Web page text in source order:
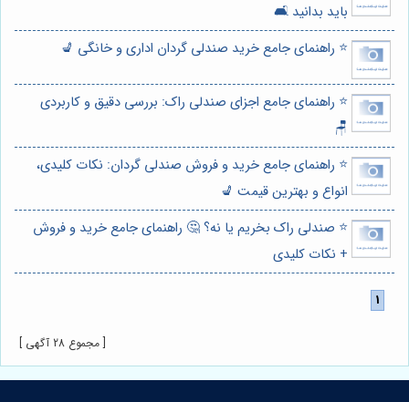
باید بدانید 🛋️
⭐️ راهنمای جامع خرید صندلی گردان اداری و خانگی 💺
⭐️ راهنمای جامع اجزای صندلی راک: بررسی دقیق و کاربردی
🪑
⭐️ راهنمای جامع خرید و فروش صندلی گردان: نکات کلیدی،
انواع و بهترین قیمت 💺
⭐️ صندلی راک بخریم یا نه؟ 🤔 راهنمای جامع خرید و فروش
+ نکات کلیدی
[ مجموع 28 آگهی ]